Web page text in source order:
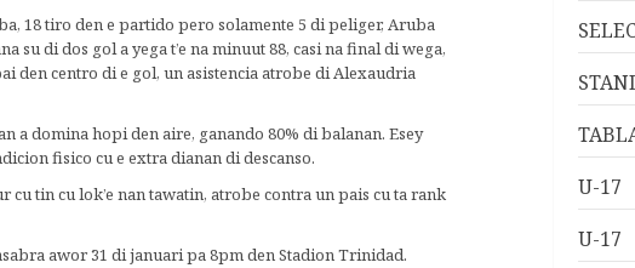
18 tiro den e partido pero solamente 5 di peliger, Aruba
su di dos gol a yega t’e na minuut 88, casi na final di wega,
den centro di e gol, un asistencia atrobe di Alexaudria
a domina hopi den aire, ganando 80% di balanan. Esey
fisico cu e extra dianan di descanso.
tin cu lok’e nan tawatin, atrobe contra un pais cu ta rank
awor 31 di januari pa 8pm den Stadion Trinidad.
U-17
U-17